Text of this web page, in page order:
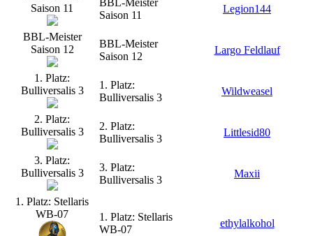
Saison 11
Saison 11
Legion144
BBL-Meister
Saison 12
BBL-Meister
Saison 12
Largo Feldlauf
1. Platz:
Bulliversalis 3
1. Platz:
Bulliversalis 3
Wildweasel
2. Platz:
Bulliversalis 3
2. Platz:
Bulliversalis 3
Littlesid80
3. Platz:
Bulliversalis 3
3. Platz:
Bulliversalis 3
Maxii
1. Platz: Stellaris
WB-07
1. Platz: Stellaris
WB-07
ethylalkohol